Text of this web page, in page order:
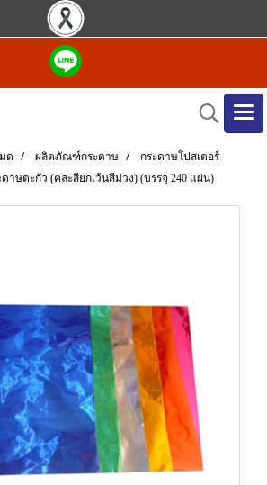
ด ผลิตภัณฑ์กระดาษ
กระดาษโปสเตอร์
าษตะกั่ว (คละสียกเว้นสีม่วง) (บรรจุ 240 แผ่น)